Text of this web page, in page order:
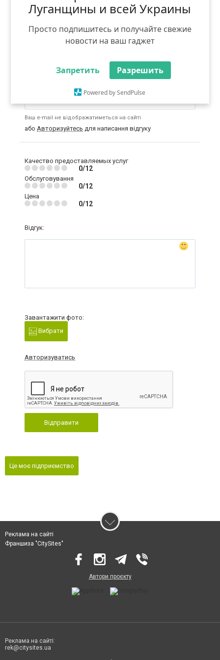
Луганщины и всей Украины
Просто подпишитесь и получайте свежие
новости на ваш гаджет
Запретить Разрешить
Powered by SendPulse
Не дозволяється:використання ненормативної
порівняння з іншими конкуруючими компаніями;
безпідставні заяви, що ображають діяльність
компанії і / або її послуги; розміщення посилань на
Ваш e-mail не відображатиметься на сайті
або Авторизуйтесь для написання відгуку
Качество предоставляемых услуг
0/12
Обслуговування
0/12
Цена
0/12
Відгук:
Завантажити фото:
Вибрати
Авторизуватись
Відправити
Це моє підприємство
Реклама на сайті
Франшиза "CitySites"
Автори проєкту
Реклама на сайті:
rek@citysites.ua